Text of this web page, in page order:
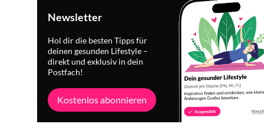
Newsletter
Hol dir die besten Tipps für
deinen gesunden Lifestyle –
direkt und exklusiv in dein
Postfach!
Kostenlos abonnieren